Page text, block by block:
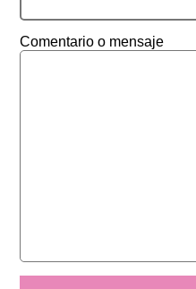
Comentario o mensaje